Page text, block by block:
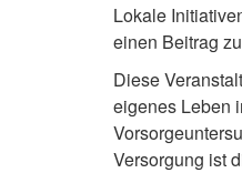
Lokale
einen Beitrag
Diese
eigenes Leben
Versorgung ist